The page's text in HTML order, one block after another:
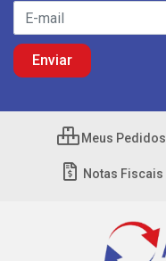
Meus Pedidos
Notas Fiscais